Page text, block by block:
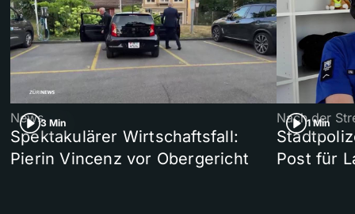
3 Min
News
Spektakulärer Wirtschaftsfall:
Pierin Vincenz vor Obergericht
1 Min
Nach der
Post für